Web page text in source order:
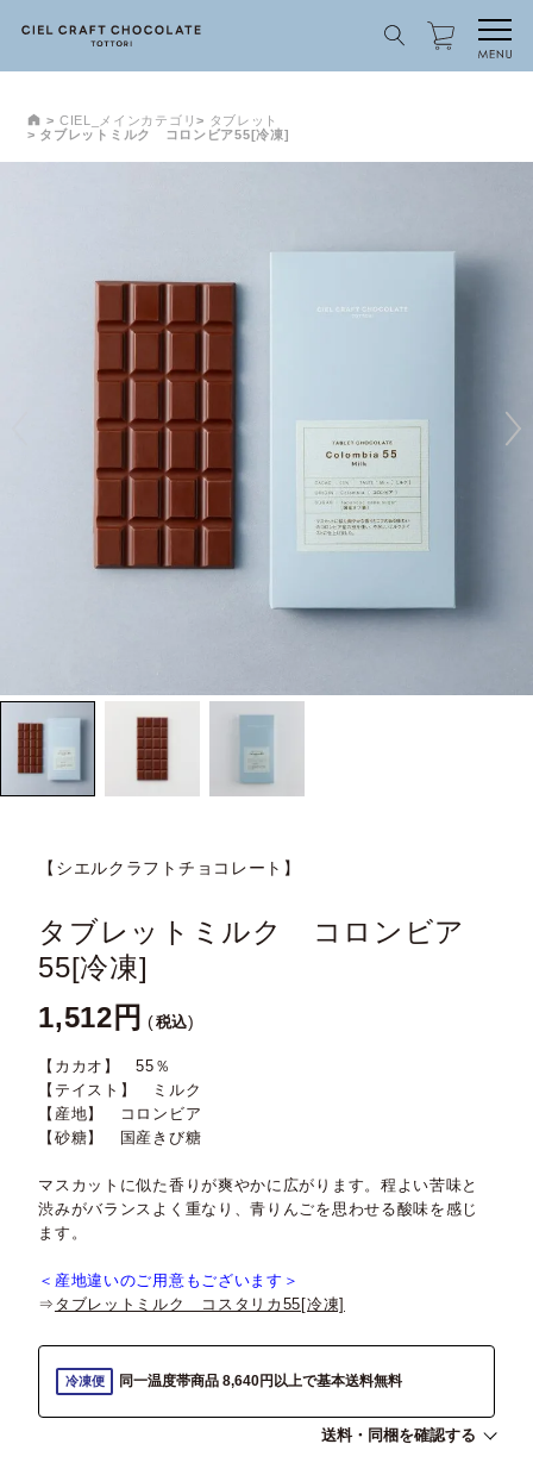
CIEL_メインカテゴリ
タブレット
タブレットミルク コロンビア55[冷凍]
【シエルクラフトチョコレート】
タブレットミルク コロンビア
55[冷凍]
1,512 税込
【カカオ】 55％
【テイスト】 ミルク
【産地】 コロンビア
【砂糖】 国産きび糖
マスカットに似た香りが爽やかに広がります。程よい苦味と
渋みがバランスよく重なり、青りんごを思わせる酸味を感じ
ます。
＜産地違いのご用意もございます＞
⇒ タブレットミルク コスタリカ55[冷凍]
冷凍便 同一温度帯商品 8,640円以上で基本送料無料
送料・同梱を確認する